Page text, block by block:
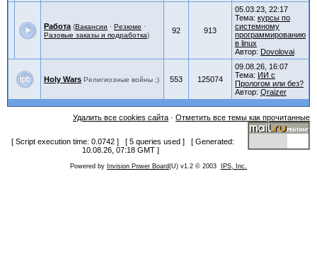
Работа (Вакансии · Резюме ·
Разовые заказы и подработка)
92 913
05.03.23, 22:17
Тема: курсы по
системному
программированию
в linux
Автор: Dovolovai
Holy Wars Религиозные войны ;) 553 125074
09.08.26, 16:07
Тема: ИИ с
Прологом или без?
Автор: Qraizer
Удалить все cookies сайта · Отметить все темы как прочитанные
[ Script execution time: 0.0742 ] [ 5 queries used ] [ Generated:
10.08.26, 07:18 GMT ]
Powered by Invision Power Board(U) v1.2 © 2003 IPS, Inc.